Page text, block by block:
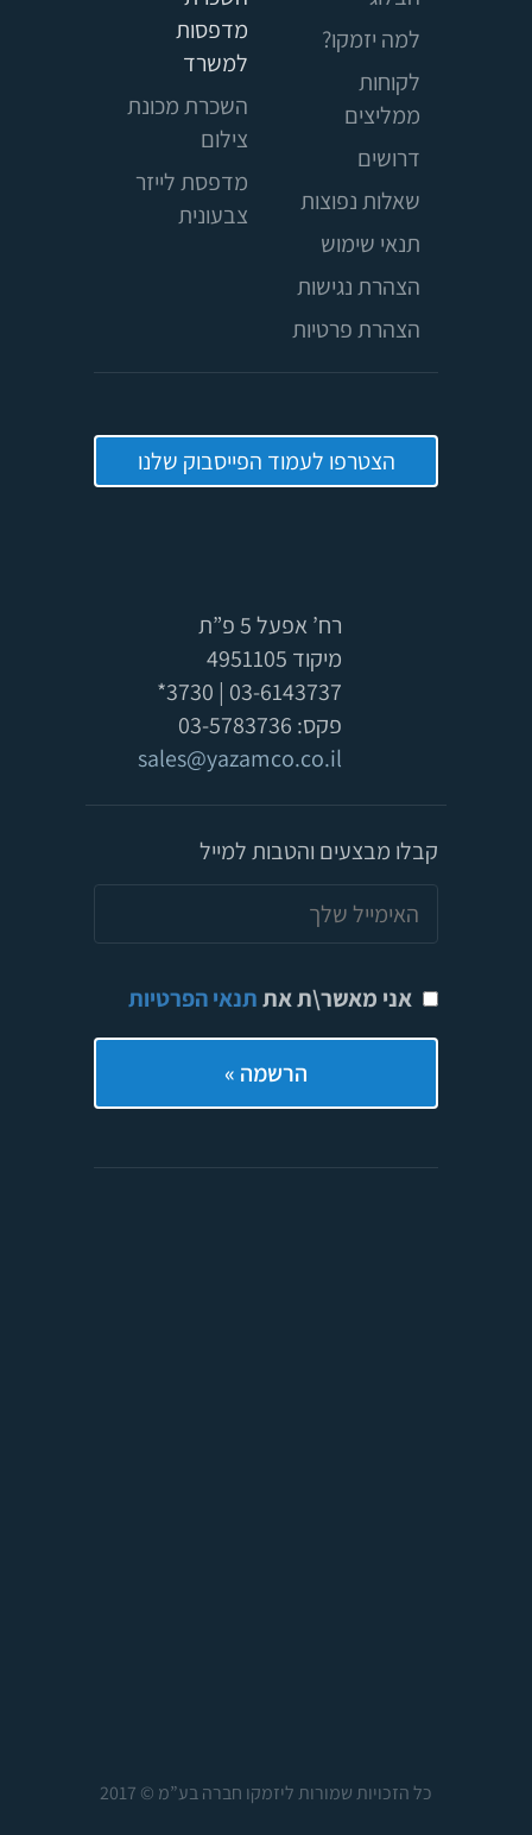
מדפסות
למשרד
השכרת מכונת
צילום
מדפסת לייזר
צבעונית
למה יזמקו?
לקוחות
ממליצים
דרושים
שאלות נפוצות
תנאי שימוש
הצהרת נגישות
הצהרת פרטיות
הצטרפו לעמוד הפייסבוק שלנו
רח’ אפעל 5 פ”ת
מיקוד 4951105
03-6143737 | 3730*
פקס: 03-5783736
sales@yazamco.co.il
קבלו מבצעים והטבות למייל
אני מאשר\ת אתתנאי הפרטיות
כל הזכויות שמורות ליזמקו חברה בע”מ © 2017